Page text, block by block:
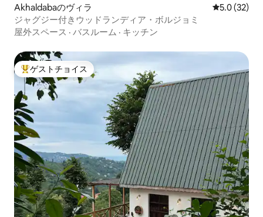
Akhaldabaのヴィラ レビュー32
5.0 (32)
ジャグジー付きウッドランディア・ボルジョミ
屋外スペース · バスルーム · キッチン
大好評のゲストチョイスです。
ゲストチョイス